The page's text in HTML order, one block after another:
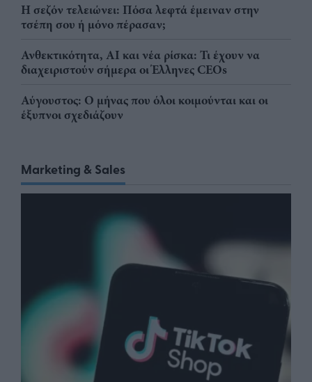
Η σεζόν τελειώνει: Πόσα λεφτά έμειναν στην
τσέπη σου ή μόνο πέρασαν;
Ανθεκτικότητα, AI και νέα ρίσκα: Τι έχουν να
διαχειριστούν σήμερα οι Έλληνες CEOs
Αύγουστος: Ο μήνας που όλοι κοιμούνται και οι
έξυπνοι σχεδιάζουν
Marketing & Sales